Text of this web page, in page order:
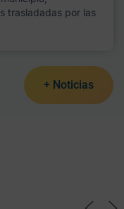
trasladadas por las
+ Noticias